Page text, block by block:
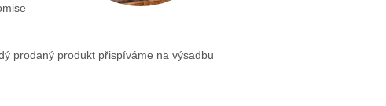
prodaný produkt přispíváme na výsadbu